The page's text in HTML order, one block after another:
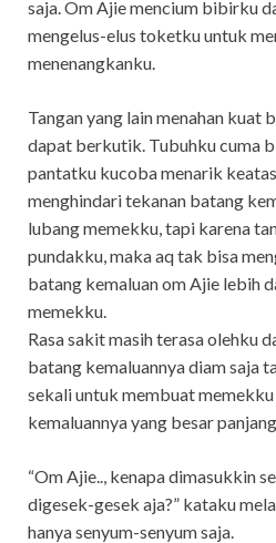
saja. Om Ajie mencium bibirku
mengelus-elus toketku untuk
menenangkanku.
Tangan yang lain menahan kuat
dapat berkutik. Tubuhku cuma
pantatku kucoba menarik
menghindari tekanan batang
lubang memekku, tapi karena
pundakku, maka aq tak bisa
batang kemaluan om Ajie lebih
memekku.
Rasa sakit masih terasa olehku
batang kemaluannya diam saja
sekali untuk membuat
kemaluannya yang besar
“Om Ajie.., kenapa dimasukkin
digesek-gesek aja?” kataku
hanya senyum-senyum saja.